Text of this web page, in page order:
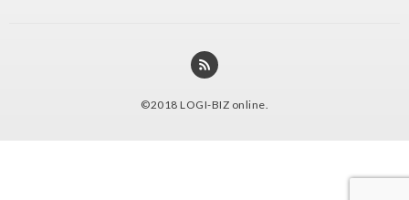
©2018 LOGI-BIZ online.